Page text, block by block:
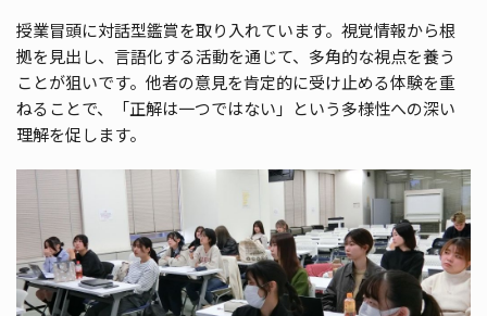
授業冒頭に対話型鑑賞を取り入れています。視覚情報から根
拠を見出し、言語化する活動を通じて、多角的な視点を養う
ことが狙いです。他者の意見を肯定的に受け止める体験を重
ねることで、「正解は一つではない」という多様性への深い
理解を促します。